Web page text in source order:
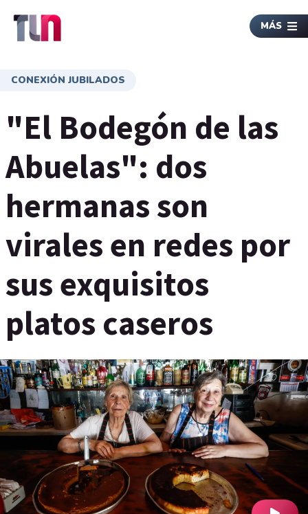
MÁS
CONEXIÓN JUBILADOS
"El Bodegón de las
Abuelas": dos
hermanas son
virales en redes por
sus exquisitos
platos caseros